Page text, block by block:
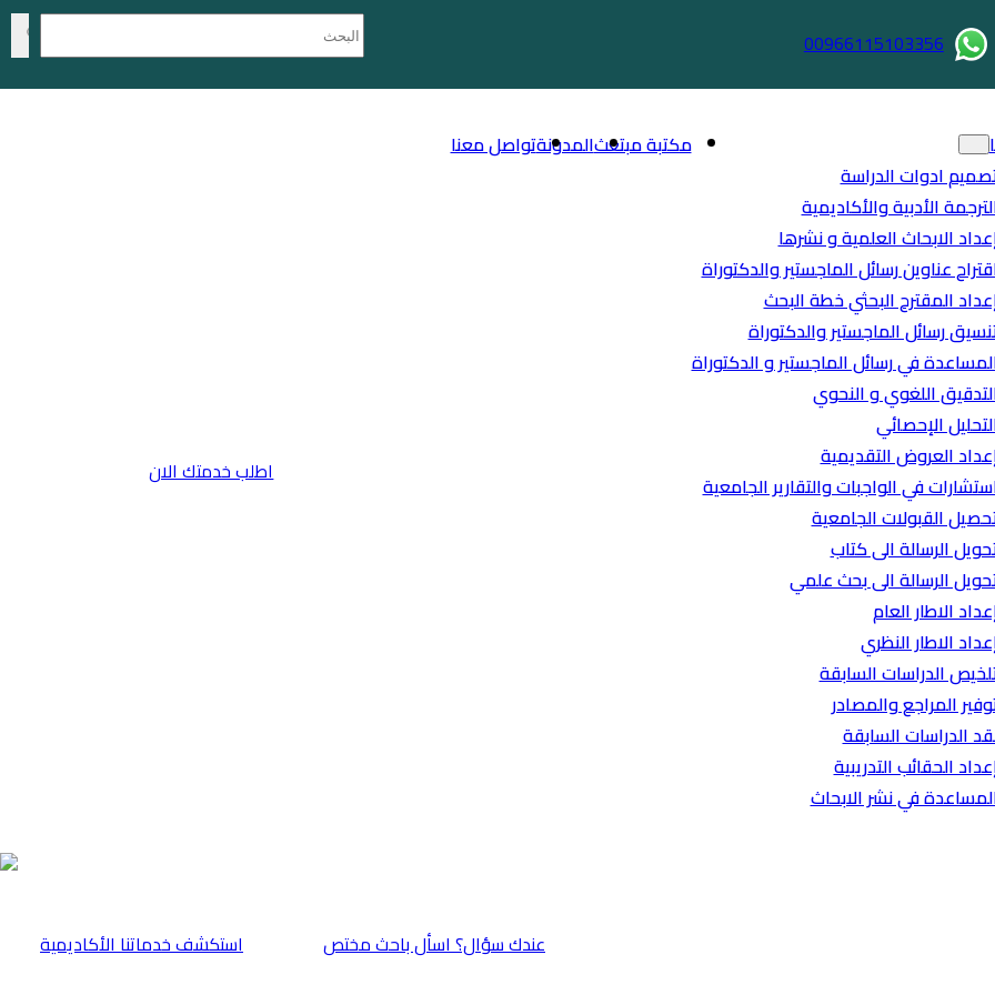
00966115103356
ادوات الدراسة
الأدبية والأكاديمية
الابحاث العلمية و نشرها
عناوين رسائل الماجستير والدكتوراة
المقترح البحثي خطة البحث
رسائل الماجستير والدكتوراة
في رسائل الماجستير و الدكتوراة
اللغوي و النحوي
الإحصائي
العروض التقديمية
في الواجبات والتقارير الجامعية
القبولات الجامعية
الرسالة الى كتاب
الرسالة الى بحث علمي
الاطار العام
الاطار النظري
الدراسات السابقة
المراجع والمصادر
الدراسات السابقة
الحقائب التدريبية
في نشر الابحاث
مكتبة مبتعثالمدونةتواصل معنا
اطلب خدمتك الان
⁠استكشف خدماتنا الأكاديمية عندك سؤال؟ اسأل باحث مختص